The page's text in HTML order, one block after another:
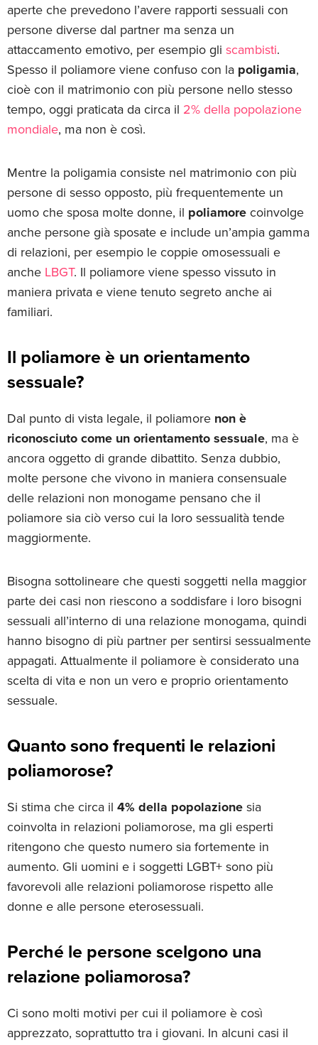
aperte che prevedono l’avere rapporti sessuali con
persone diverse dal partner ma senza un
attaccamento emotivo, per esempio gli scambisti.
Spesso il poliamore viene confuso con la poligamia,
cioè con il matrimonio con più persone nello stesso
tempo, oggi praticata da circa il 2% della popolazione
mondiale, ma non è così.
Mentre la poligamia consiste nel matrimonio con più
persone di sesso opposto, più frequentemente un
uomo che sposa molte donne, il poliamore coinvolge
anche persone già sposate e include un’ampia gamma
di relazioni, per esempio le coppie omosessuali e
anche LBGT. Il poliamore viene spesso vissuto in
maniera privata e viene tenuto segreto anche ai
familiari.
Il poliamore è un orientamento
sessuale?
Dal punto di vista legale, il poliamore non è
riconosciuto come un orientamento sessuale, ma è
ancora oggetto di grande dibattito. Senza dubbio,
molte persone che vivono in maniera consensuale
delle relazioni non monogame pensano che il
poliamore sia ciò verso cui la loro sessualità tende
maggiormente.
Bisogna sottolineare che questi soggetti nella maggior
parte dei casi non riescono a soddisfare i loro bisogni
sessuali all’interno di una relazione monogama, quindi
hanno bisogno di più partner per sentirsi sessualmente
appagati. Attualmente il poliamore è considerato una
scelta di vita e non un vero e proprio orientamento
sessuale.
Quanto sono frequenti le relazioni
poliamorose?
Si stima che circa il 4% della popolazione sia
coinvolta in relazioni poliamorose, ma gli esperti
ritengono che questo numero sia fortemente in
aumento. Gli uomini e i soggetti LGBT+ sono più
favorevoli alle relazioni poliamorose rispetto alle
donne e alle persone eterosessuali.
Perché le persone scelgono una
relazione poliamorosa?
Ci sono molti motivi per cui il poliamore è così
apprezzato, soprattutto tra i giovani. In alcuni casi il